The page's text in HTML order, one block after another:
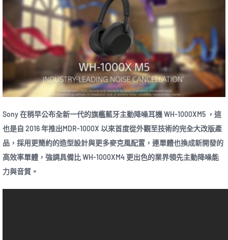
最新資訊
聯絡我們
Sony 在稍早公布全新一代的旗艦藍牙主動降噪耳機 WH-1000XM5 ，這
也是自 2016 年推出MDR-1000X 以來首度從外觀至技術的完全大改版產
品，採用更簡約的造型設計與更多麥克風配置，連單體也換成新開發的
高效率單體，強調具備比 WH-1000XM4 更出色的業界領先主動降噪能
力與音質。